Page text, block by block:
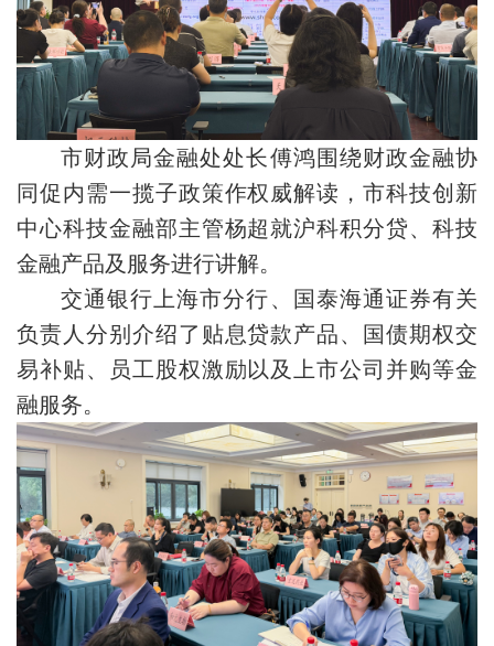
市财政局金融处处长傅鸿围绕财政金融协
同促内需一揽子政策作权威解读，市科技创新
中心科技金融部主管杨超就沪科积分贷、科技
金融产品及服务进行讲解。
交通银行上海市分行、国泰海通证券有关
负责人分别介绍了贴息贷款产品、国债期权交
易补贴、员工股权激励以及上市公司并购等金
融服务。